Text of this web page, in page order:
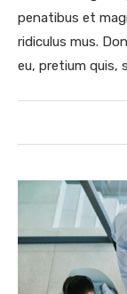
penatibus et
ridiculus mus.
eu, pretium quis,